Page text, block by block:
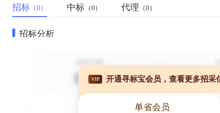
招标 （0） 中标 （0） 代理 （0）
招标分析
VIP 开通寻标宝会员，查看更多招采
单省会员